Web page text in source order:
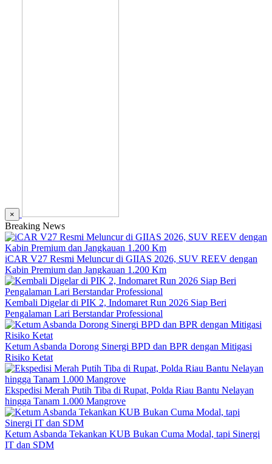
×
Breaking News
iCAR V27 Resmi Meluncur di GIIAS 2026, SUV REEV dengan
Kabin Premium dan Jangkauan 1.200 Km
Kembali Digelar di PIK 2, Indomaret Run 2026 Siap Beri
Pengalaman Lari Berstandar Professional
Ketum Asbanda Dorong Sinergi BPD dan BPR dengan Mitigasi
Risiko Ketat
Ekspedisi Merah Putih Tiba di Rupat, Polda Riau Bantu Nelayan
hingga Tanam 1.000 Mangrove
Ketum Asbanda Tekankan KUB Bukan Cuma Modal, tapi Sinergi
IT dan SDM